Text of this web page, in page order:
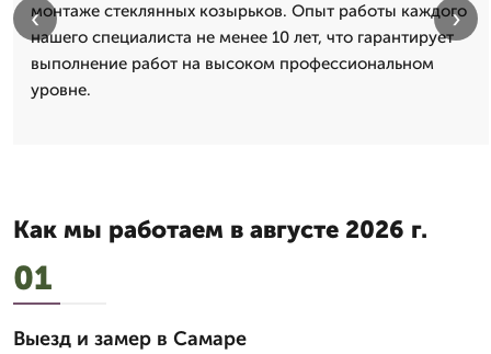
монтаже стеклянных козырьков. Опыт работы каждого
нашего специалиста не менее 10 лет, что гарантирует
выполнение работ на высоком профессиональном
уровне.
‹ ›
Как мы работаем в августе 2026 г.
01
Выезд и замер в Самаре